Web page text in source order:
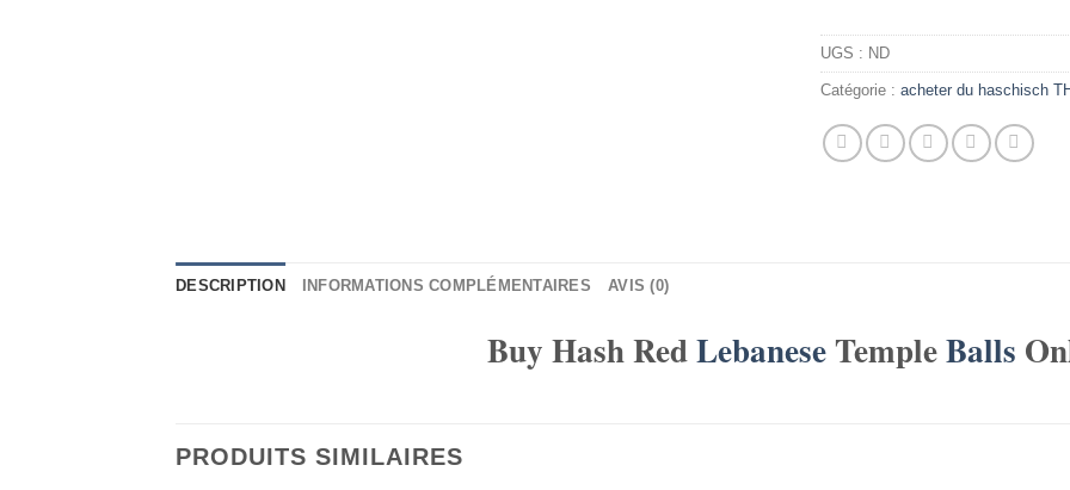
UGS : ND
Catégorie : acheter du haschisch
DESCRIPTION INFORMATIONS COMPLÉMENTAIRES AVIS (0)
Buy Hash RedLebaneseTempleBalls
PRODUITS SIMILAIRES